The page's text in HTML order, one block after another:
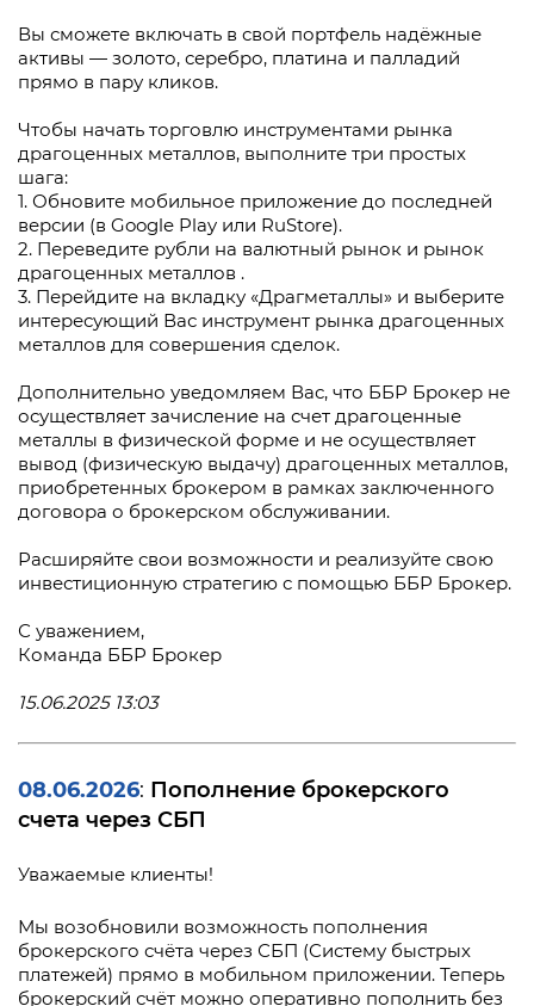
Вы сможете включать в свой портфель надёжные
активы — золото, серебро, платина и палладий
прямо в пару кликов.
Чтобы начать торговлю инструментами рынка
драгоценных металлов, выполните три простых
шага:
1. Обновите мобильное приложение до последней
версии (в Google Play или RuStore).
2. Переведите рубли на валютный рынок и рынок
драгоценных металлов .
3. Перейдите на вкладку «Драгметаллы» и выберите
интересующий Вас инструмент рынка драгоценных
металлов для совершения сделок.
Дополнительно уведомляем Вас, что ББР Брокер не
осуществляет зачисление на счет драгоценные
металлы в физической форме и не осуществляет
вывод (физическую выдачу) драгоценных металлов,
приобретенных брокером в рамках заключенного
договора о брокерском обслуживании.
Расширяйте свои возможности и реализуйте свою
инвестиционную стратегию с помощью ББР Брокер.
С уважением,
Команда ББР Брокер
15.06.2025 13:03
08.06.2026: Пополнение брокерского
счета через СБП
Уважаемые клиенты!
Мы возобновили возможность пополнения
брокерского счёта через СБП (Систему быстрых
платежей) прямо в мобильном приложении. Теперь
брокерский счёт можно оперативно пополнить без